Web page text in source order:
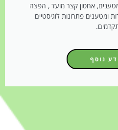
אחסון קצר מועד , הפצה
ומטענים פתרונות לוגיסטיים
נוסף